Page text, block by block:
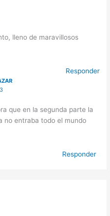
lleno de maravillosos
Responder
que en la segunda parte la
no entraba todo el mundo
Responder